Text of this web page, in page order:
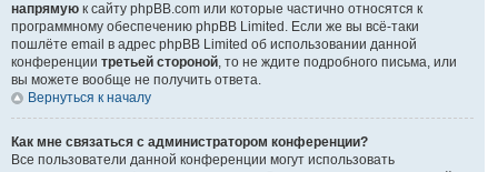
напрямую к сайту phpBB.com или которые частично относятся к
программному обеспечению phpBB Limited. Если же вы всё-таки
пошлёте email в адрес phpBB Limited об использовании данной
конференции третьей стороной, то не ждите подробного письма, или
вы можете вообще не получить ответа.
Вернуться к началу
Как мне связаться с администратором конференции?
Все пользователи данной конференции могут использовать